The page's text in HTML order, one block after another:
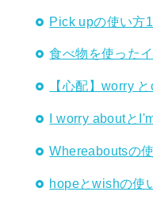
Pick upの使い方
食べ物を使った
【心配】worry
I worry aboutと
Whereaboutsの
hopeとwishの使